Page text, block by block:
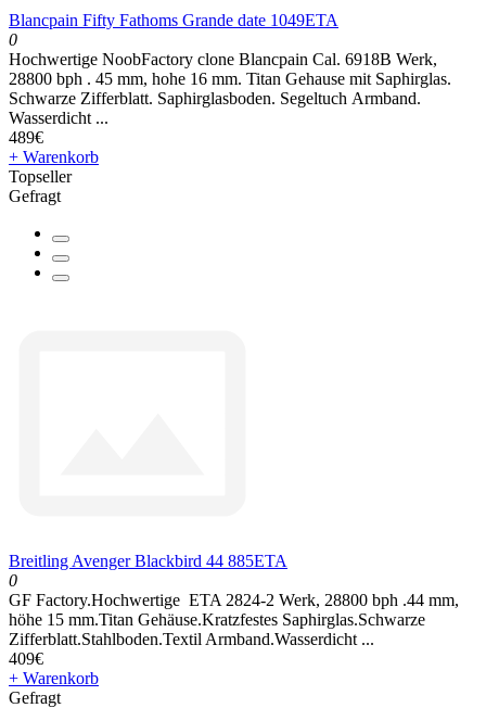
Blancpain Fifty Fathoms Grande date 1049ETA
0
Hochwertige NoobFactory clone Blancpain Cal. 6918B Werk,
28800 bph . 45 mm, hohe 16 mm. Titan Gehause mit Saphirglas.
Schwarze Zifferblatt. Saphirglasboden. Segeltuch Armband.
Wasserdicht ...
489€
+ Warenkorb
Topseller
Gefragt
Breitling Avenger Blackbird 44 885ETA
0
GF Factory.Hochwertige ETA 2824-2 Werk, 28800 bph .44 mm,
höhe 15 mm.Titan Gehäuse.Kratzfestes Saphirglas.Schwarze
Zifferblatt.Stahlboden.Textil Armband.Wasserdicht ...
409€
+ Warenkorb
Gefragt